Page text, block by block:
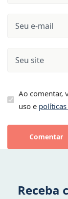
Ao comentar,
uso e
Comentar
Receba